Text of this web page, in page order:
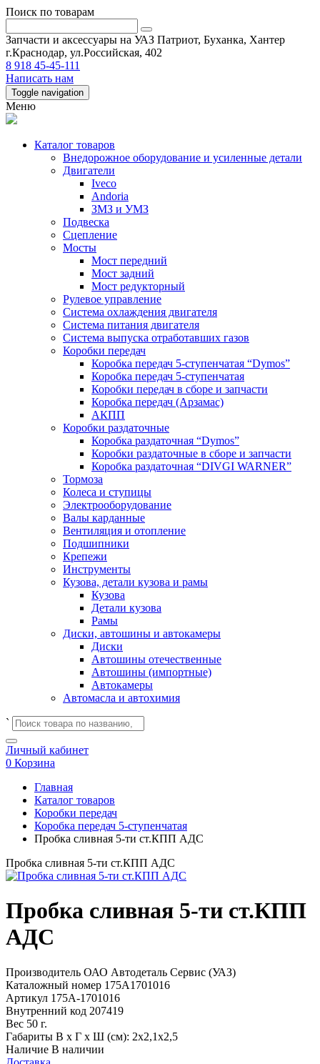
Поиск по товарам
Запчасти и аксессуары на УАЗ Патриот, Буханка, Хантер
г.Краснодар, ул.Российская, 402
8 918 45-45-111
Написать нам
Toggle navigation
Меню
Каталог товаров
Внедорожное оборудование и усиленные детали
Двигатели
Iveco
Andoria
ЗМЗ и УМЗ
Подвеска
Сцепление
Мосты
Мост передний
Мост задний
Мост редукторный
Рулевое управление
Система охлаждения двигателя
Система питания двигателя
Система выпуска отработавших газов
Коробки передач
Коробка передач 5-ступенчатая “Dymos”
Коробка передач 5-ступенчатая
Коробки передач в сборе и запчасти
Коробка передач (Арзамас)
АКПП
Коробки раздаточные
Коробка раздаточная “Dymos”
Коробки раздаточные в сборе и запчасти
Коробка раздаточная “DIVGI WARNER”
Тормоза
Колеса и ступицы
Электрооборудование
Валы карданные
Вентиляция и отопление
Подшипники
Крепежи
Инструменты
Кузова, детали кузова и рамы
Кузова
Детали кузова
Рамы
Диски, автошины и автокамеры
Диски
Автошины отечественные
Автошины (импортные)
Автокамеры
Автомасла и автохимия
`
Личный кабинет
0 Корзина
Главная
Каталог товаров
Коробки передач
Коробка передач 5-ступенчатая
Пробка сливная 5-ти ст.КПП АДС
Пробка сливная 5-ти ст.КПП АДС
Пробка сливная 5-ти ст.КПП
АДС
Производитель ОАО Автодеталь Сервис (УАЗ)
Каталожный номер 175А1701016
Артикул 175А-1701016
Внутренний код 207419
Вес 50 г.
Габариты В х Г х Ш (см): 2х2,1х2,5
Наличие В наличии